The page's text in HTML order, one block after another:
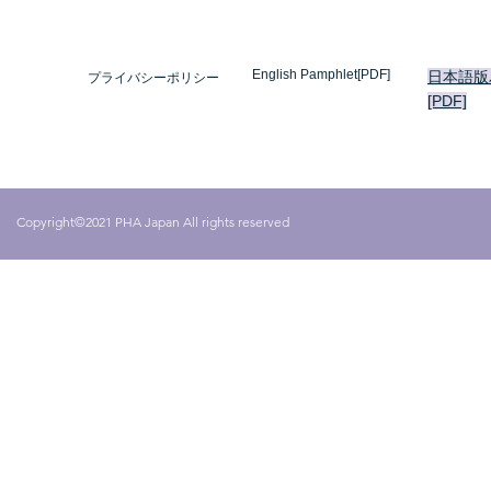
プライバシーポリシー English Pamphlet[PDF]
日本語
[PDF]
Copyright©2021 PHA Japan All rights reserved